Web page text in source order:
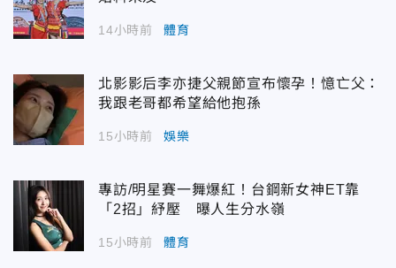
14小時前 體育
北影影后李亦捷父親節宣布懷孕！憶亡父：
我跟老哥都希望給他抱孫
15小時前 娛樂
專訪/明星賽一舞爆紅！台鋼新女神ET靠
「2招」紓壓 曝人生分水嶺
15小時前 體育